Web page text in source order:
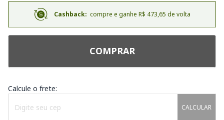
Cashback: compre e ganhe R$ 473,65 de volta
COMPRAR
Calcule o frete:
CALCULAR